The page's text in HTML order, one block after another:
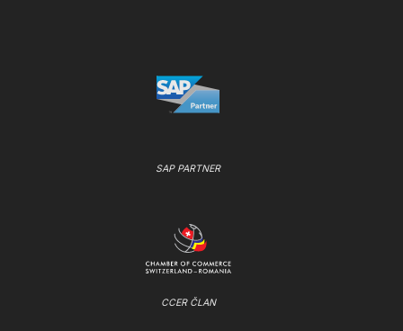
SAP PARTNER
CCER ČLAN